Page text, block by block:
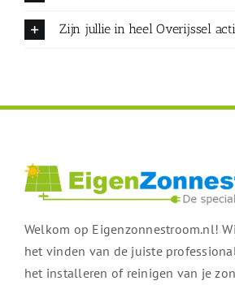
Zijn jullie in heel Overijssel
Welkom op Eigenzonnestroom.nl!
het vinden van de juiste
het installeren of reinigen van je